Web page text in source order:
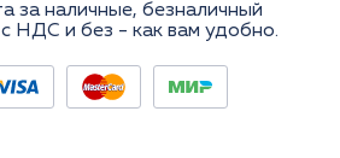
за наличные, безналичный
с НДС и без - как вам удобно.